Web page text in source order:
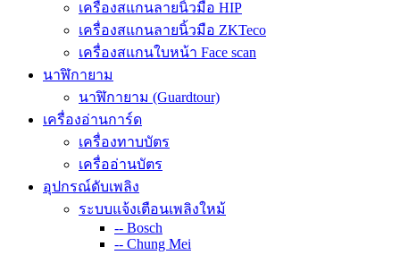
เครื่องสแกนลายนิ้วมือ HIP
เครื่องสแกนลายนิ้วมือ ZKTeco
เครื่องสแกนใบหน้า Face scan
นาฬิกายาม
นาฬิกายาม (Guardtour)
เครื่องอ่านการ์ด
เครื่องทาบบัตร
เครื่ออ่านบัตร
อุปกรณ์ดับเพลิง
ระบบแจ้งเตือนเพลิงใหม้
-- Bosch
-- Chung Mei